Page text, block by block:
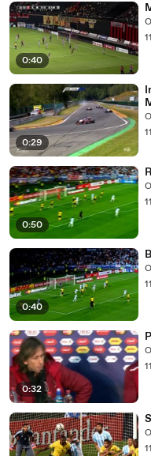
0:40
0:29
0:50
0:40
0:32